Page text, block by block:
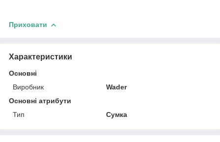
Приховати
Характеристики
Основні
Виробник
Wader
Основні атрибути
Тип
Сумка